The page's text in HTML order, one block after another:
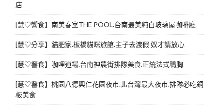
店
[慧♡響食】南美春室THE POOL.台南最美純白玻璃屋咖啡廳
[慧♡分享】貓肥家.板橋貓咪旅館.主子去渡假 奴才請放心
[慧♡響食】咖哩道場.台南神農街排隊美食.正統法式鴨胸
[慧♡響食】桃園八德興仁花園夜市.北台灣最大夜市.排隊必吃銅
板美食